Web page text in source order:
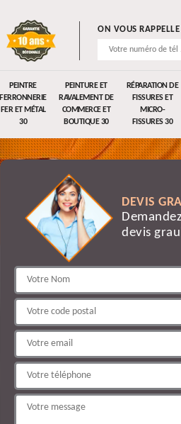
ON VOUS
PEINTRE
FERRONNERIE
FER ET MÉTAL
30
PEINTURE ET
RAVALEMENT DE
COMMERCE ET
BOUTIQUE 30
RÉPARATION DE
FISSURES ET
MICRO-
FISSURES 30
DEVIS
devis